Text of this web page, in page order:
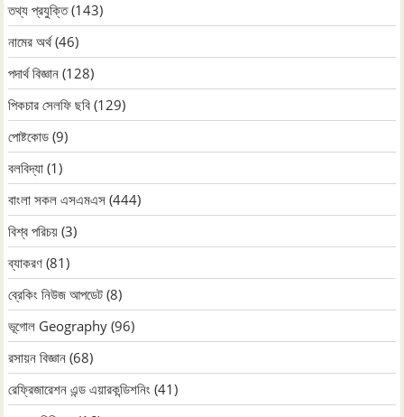
তথ্য প্রযুক্তি(143)
নামের অর্থ(46)
পদার্থ বিজ্ঞান (128)
পিকচার সেলফি ছবি (129)
পোষ্টকোড (9)
বলবিদ্যা (1)
বাংলা সকল এসএমএস (444)
বিশ্ব পরিচয় (3)
ব্যাকরণ (81)
ব্রেকিং নিউজ আপডেট (8)
ভূগোল Geography (96)
রসায়ন বিজ্ঞান (68)
রেফ্রিজারেশন এন্ড এয়ারকন্ডিশনিং (41)